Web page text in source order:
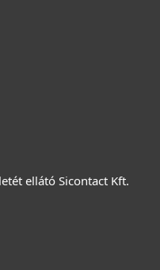
ellátó Sicontact Kft.